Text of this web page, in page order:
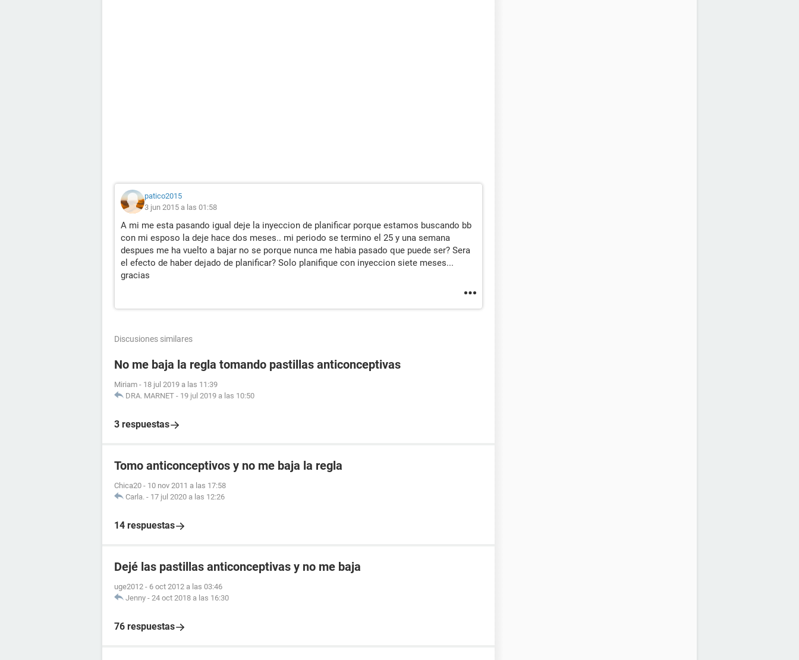
patico2015
3 jun 2015 a las 01:58
A mi me esta pasando igual deje la inyeccion de planificar porque estamos buscando bb
con mi esposo la deje hace dos meses.. mi periodo se termino el 25 y una semana
despues me ha vuelto a bajar no se porque nunca me habia pasado que puede ser? Sera
el efecto de haber dejado de planificar? Solo planifique con inyeccion siete meses...
gracias
Discusiones similares
No me baja la regla tomando pastillas anticonceptivas
Miriam - 18 jul 2019 a las 11:39
DRA. MARNET - 19 jul 2019 a las 10:50
3 respuestas
Tomo anticonceptivos y no me baja la regla
Chica20 - 10 nov 2011 a las 17:58
Carla. - 17 jul 2020 a las 12:26
14 respuestas
Dejé las pastillas anticonceptivas y no me baja
uge2012 - 6 oct 2012 a las 03:46
Jenny - 24 oct 2018 a las 16:30
76 respuestas